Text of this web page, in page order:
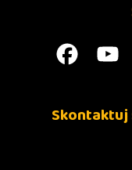
Skontaktuj